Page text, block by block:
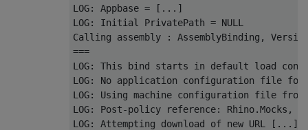
LOG: Appbase = [...]
LOG: Initial PrivatePath = NULL
Calling assembly : AssemblyBinding,
===
LOG: This bind starts in default load
LOG: No application configuration file
LOG: Using machine configuration file from
LOG: Post-policy reference: Rhino.Mocks,
LOG: Attempting download of new URL [...].